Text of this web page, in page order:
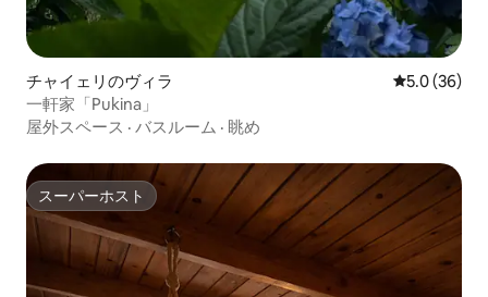
チャイェリのヴィラ レビュー36
5.0 (36)
一軒家「Pukina」
屋外スペース · バスルーム · 眺め
スーパーホスト
スーパーホスト